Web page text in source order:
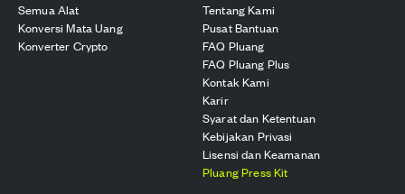
Semua Alat
Konversi Mata Uang
Konverter Crypto
Tentang Kami
Pusat Bantuan
FAQ Pluang
FAQ Pluang Plus
Kontak Kami
Karir
Syarat dan Ketentuan
Kebijakan Privasi
Lisensi dan Keamanan
Pluang Press Kit